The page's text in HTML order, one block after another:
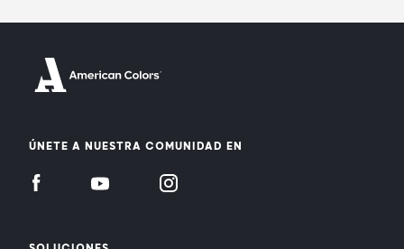
ÚNETE A NUESTRA COMUNIDAD EN